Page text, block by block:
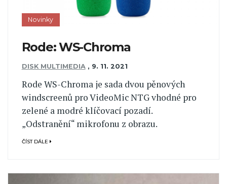
Novinky
Rode: WS-Chroma
DISK MULTIMEDIA , 9. 11. 2021
Rode WS-Chroma je sada dvou pěnových
windscreenů pro VideoMic NTG vhodné pro
zelené a modré klíčovací pozadí.
„Odstranění“ mikrofonu z obrazu.
ČÍST DÁLE